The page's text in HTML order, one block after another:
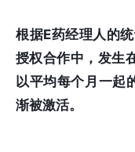
根据E药经理人的
授权合作中，发生
以平均每个月一起
渐被激活。